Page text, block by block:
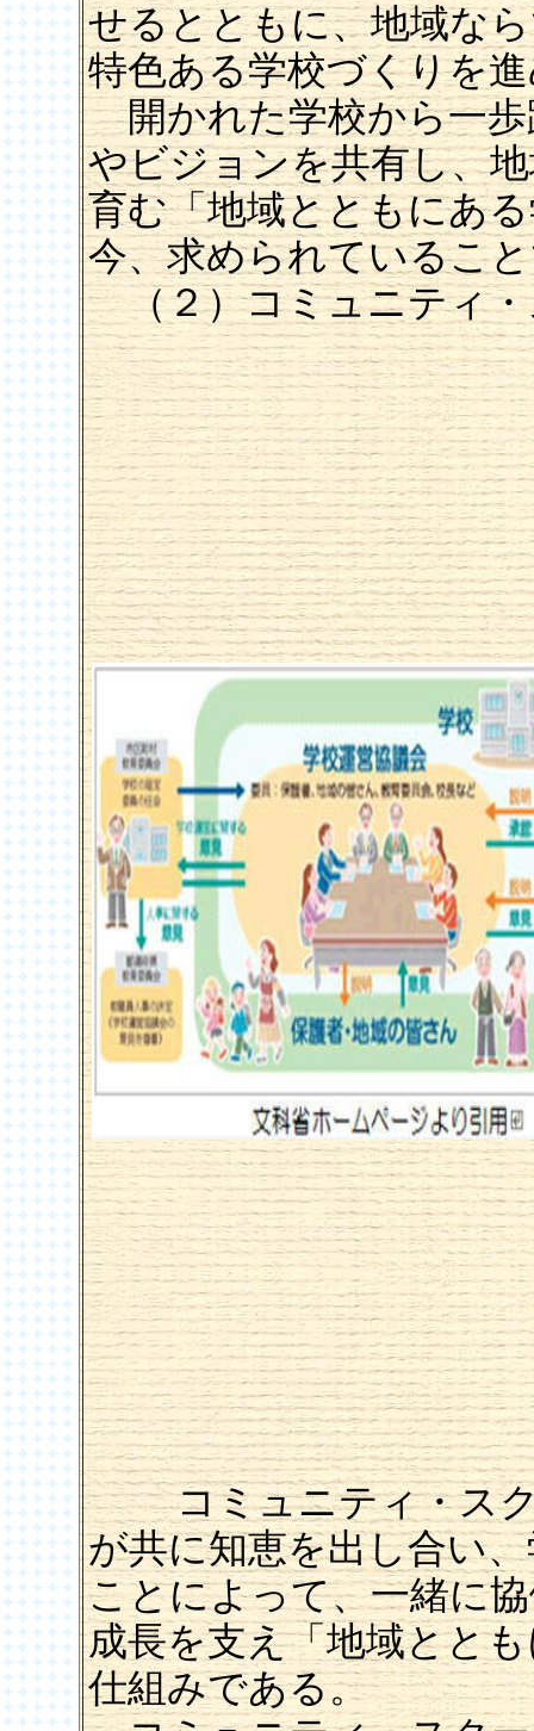
せるとともに、地域な
特色ある学校づくりを
開かれた学校から一歩
やビジョンを共有し、
育む「地域とともにあ
今、求められているこ
（２）コミュニティ・
コミュニティ・スク
が共に知恵を出し合い
ことによって、一緒に
成長を支え「地域とと
仕組みである。